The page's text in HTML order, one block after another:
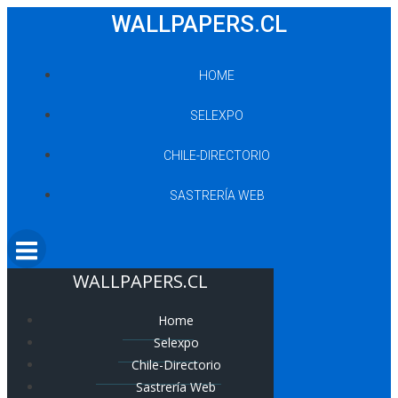
WALLPAPERS.CL
HOME
SELEXPO
CHILE-DIRECTORIO
SASTRERÍA WEB
WALLPAPERS.CL
Home
Selexpo
Chile-Directorio
Sastrería Web